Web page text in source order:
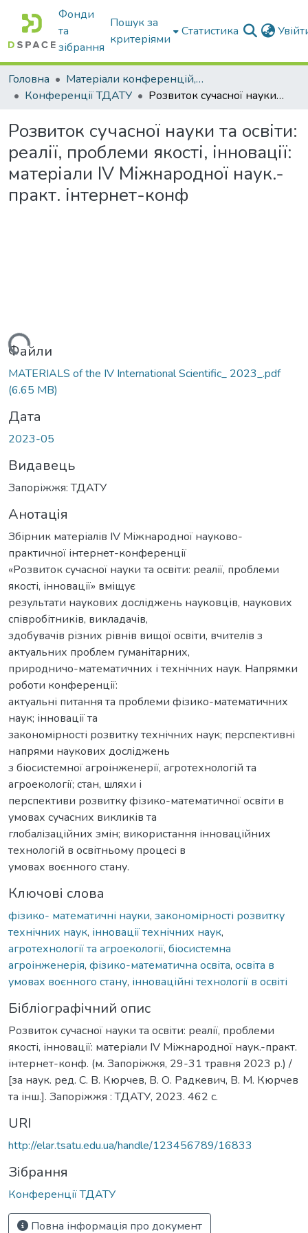
Фонди
та
зібрання
Пошук за
критеріями
Статистика
Головна
Матеріали конференцій, збірники ТДАТУ
Конференції ТДАТУ
Розвиток сучасної науки та освіти: реалії, проблеми якості, інновації: матеріали ІV Міжнародної наук.-практ. інтернет-конф
Розвиток сучасної науки та освіти:
реалії, проблеми якості, інновації:
матеріали ІV Міжнародної наук.-
практ. інтернет-конф
Файли
MATERIALS of the ІV International Scientific_ 2023_.pdf
(6.65 MB)
Дата
2023-05
Видавець
Запоріжжя: ТДАТУ
Анотація
Збірник матеріалів ІV Міжнародної науково-
практичної інтернет-конференції
«Розвиток сучасної науки та освіти: реалії, проблеми
якості, інновації» вміщує
результати наукових досліджень науковців, наукових
співробітників, викладачів,
здобувачів різних рівнів вищої освіти, вчителів з
актуальних проблем гуманітарних,
природничо-математичних і технічних наук. Напрямки
роботи конференції:
актуальні питання та проблеми фізико-математичних
наук; інновації та
закономірності розвитку технічних наук; перспективні
напрями наукових досліджень
з біосистемної агроінженерії, агротехнологій та
агроекології; стан, шляхи і
перспективи розвитку фізико-математичної освіти в
умовах сучасних викликів та
глобалізаційних змін; використання інноваційних
технологій в освітньому процесі в
умовах воєнного стану.
Ключові слова
фізико- математичні науки, закономірності розвитку
технічних наук, інновації технічних наук,
агротехнології та агроекології, біосистемна
агроінженерія, фізико-математична освіта, освіта в
умовах воєнного стану, інноваційні технології в освіті
Бібліографічний опис
Розвиток сучасної науки та освіти: реалії, проблеми
якості, інновації: матеріали ІV Міжнародної наук.-практ.
інтернет-конф. (м. Запоріжжя, 29-31 травня 2023 р.) /
[за наук. ред. С. В. Кюрчев, В. О. Радкевич, В. М. Кюрчев
та інш.]. Запоріжжя : ТДАТУ, 2023. 462 с.
URI
http://elar.tsatu.edu.ua/handle/123456789/16833
Зібрання
Конференції ТДАТУ
Повна інформація про документ